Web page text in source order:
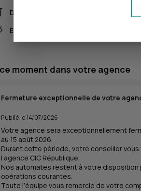
Dépôt de chèques EUR
Equipement pour déficients visuels
ce moment dans votre agence
Fermeture exceptionnelle de votre
Publié le 14/07/2026
Votre agence sera exceptionnellement
au 15 août 2026.
Durant cette période, votre conseiller vous
l’agence CIC République.
Nos automates restent à votre disposition
opérations courantes.
Toute l’équipe vous remercie de votre